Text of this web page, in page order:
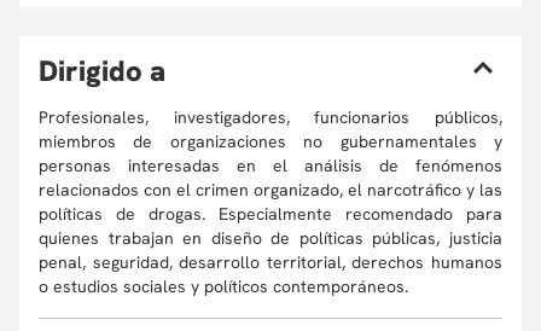
Dirigido a
Profesionales, investigadores, funcionarios públicos,
miembros de organizaciones no gubernamentales y
personas interesadas en el análisis de fenómenos
relacionados con el crimen organizado, el narcotráfico y las
políticas de drogas. Especialmente recomendado para
quienes trabajan en diseño de políticas públicas, justicia
penal, seguridad, desarrollo territorial, derechos humanos
o estudios sociales y políticos contemporáneos.